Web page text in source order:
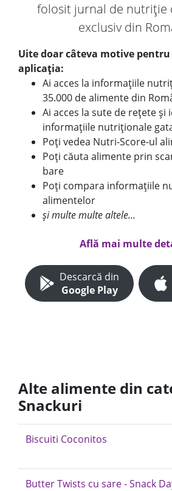
folosit jurnal de nutriție
exclusiv din
Uite doar câteva motive pentru
aplicația:
Ai acces la informațiile
35.000 de alimente din
Ai acces la sute de rețete și
informațiile nutriționale
Poți vedea Nutri-Score-ul
Poți căuta alimente prin
bare
Poți compara informațiile
alimentelor
și multe multe altele...
Află mai multe
Descarcă din
Google Play
Alte alimente din
Snackuri
Biscuiti Coconitos
Butter Twists cu sare - Snack